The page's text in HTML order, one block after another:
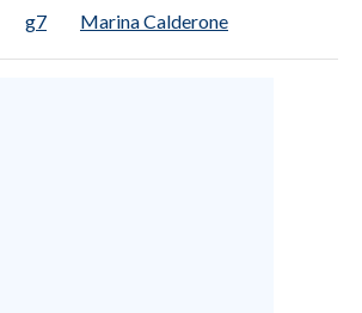
g7 Marina Calderone